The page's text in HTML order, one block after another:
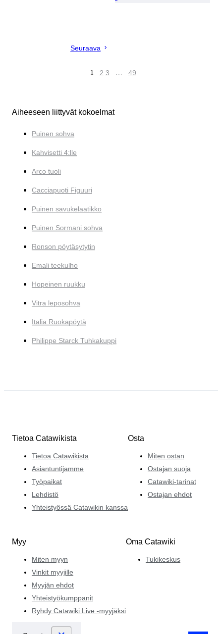
Seuraava
1 2 3 … 49
Aiheeseen liittyvät kokoelmat
Puinen sohva
Kahvisetti 4:lle
Arco tuoli
Cacciapuoti Figuuri
Puinen savukelaatikko
Puinen Sormani sohva
Ronson pöytäsytytin
Emali teekulho
Hopeinen ruukku
Vitra leposohva
Italia Ruokapöytä
Philippe Starck Tuhkakuppi
Tietoa Catawikista
Tietoa Catawikista
Asiantuntijamme
Työpaikat
Lehdistö
Yhteistyössä Catawikin kanssa
Osta
Miten ostan
Ostajan suoja
Catawiki-tarinat
Ostajan ehdot
Myy
Miten myyn
Vinkit myyjille
Myyjän ehdot
Yhteistyökumppanit
Ryhdy Catawiki Live -myyjäksi
Oma Catawiki
Tukikeskus